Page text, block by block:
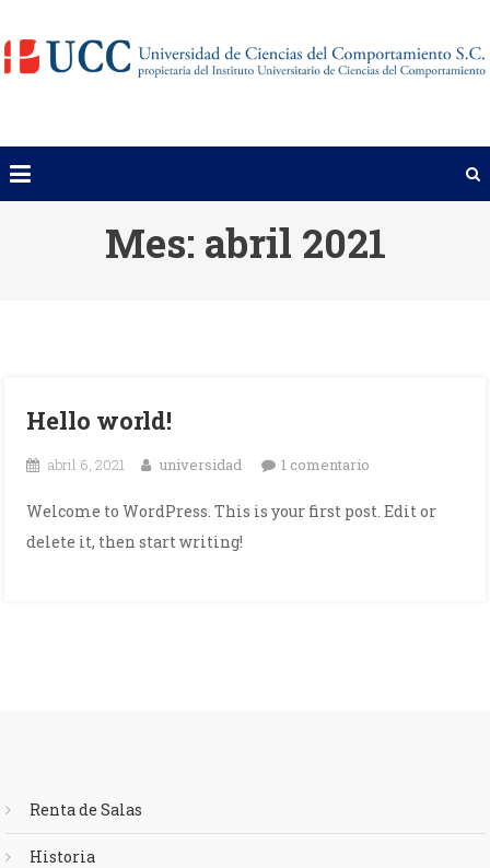
al
contenido
Mes: abril 2021
Hello world!
abril 6, 2021 universidad 1 comentario
world!
Welcome to WordPress. This is your first post. Edit or
delete it, then start writing!
Renta de Salas
Historia